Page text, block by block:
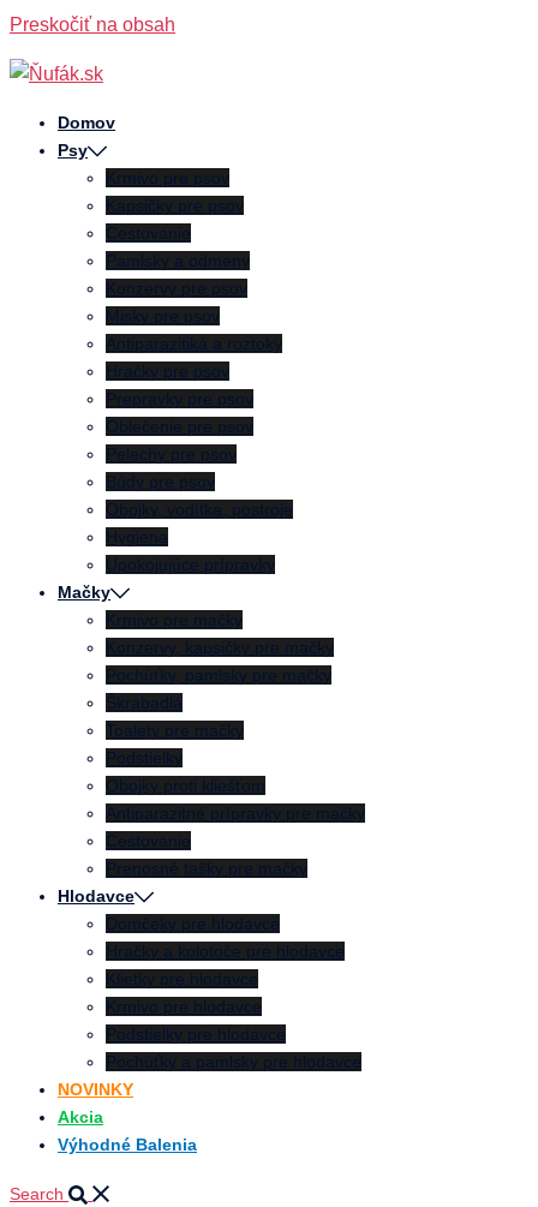
Preskočiť na obsah
Domov
Psy
Krmivo pre psov
Kapsičky pre psov
Cestovanie
Pamlsky a odmeny
Konzervy pre psov
Misky pre psov
Antiparazitiká a roztoky
Hračky pre psov
Prepravky pre psov
Oblečenie pre psov
Pelechy pre psov
Búdy pre psov
Obojky, vodítka, postroje
Hygiena
Upokojujúce prípravky
Mačky
Krmivo pre mačky
Konzervy, kapsičky pre mačky
Pochúťky, pamlsky pre mačky
Škrabadlá
Toalety pre mačky
Podstielky
Obojky proti kliešťom
Antiparazitné prípravky pre mačky
Cestovanie
Prenosné tašky pre mačky
Hlodavce
Domčeky pre hlodavce
Hračky a kolotoče pre hlodavce
Klietky pre hlodavce
Krmivo pre hlodavce
Podstielky pre hlodavce
Pochúťky a pamlsky pre hlodavce
NOVINKY
Akcia
Výhodné Balenia
Search